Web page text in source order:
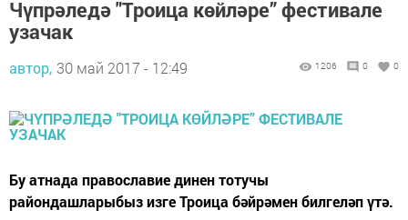
Чүпрәледә "Троица көйләре” фестивале
узачак
автор, 30 май 2017 - 12:49 1206 0 0
Бу атнада православие динен тотучы
райондашларыбыз изге Троица бәйрәмен билгеләп үтә.